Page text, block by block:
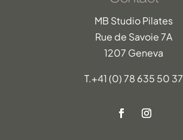
MB Studio Pilates
Rue de Savoie 7A
1207 Geneva
T.+41 (0) 78 635 50 37